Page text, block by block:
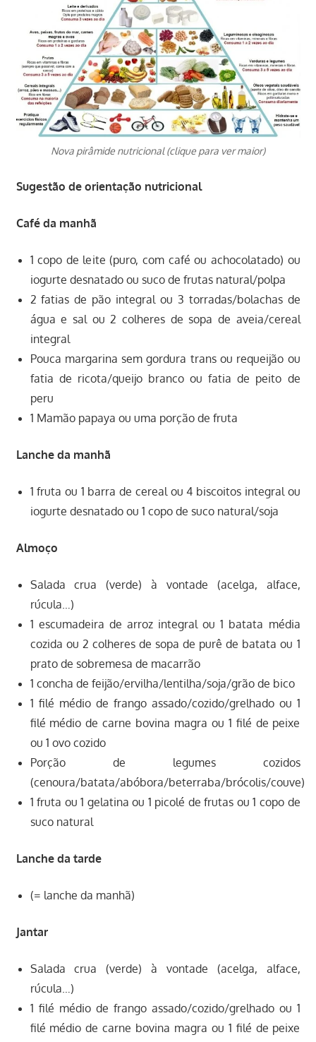
Nova pirâmide nutricional (clique para ver maior)
Sugestão de orientação nutricional
Café da manhã
1 copo de leite (puro, com café ou achocolatado) ou
iogurte desnatado ou suco de frutas natural/polpa
2 fatias de pão integral ou 3 torradas/bolachas de
água e sal ou 2 colheres de sopa de aveia/cereal
integral
Pouca margarina sem gordura trans ou requeijão ou
fatia de ricota/queijo branco ou fatia de peito de
peru
1 Mamão papaya ou uma porção de fruta
Lanche da manhã
1 fruta ou 1 barra de cereal ou 4 biscoitos integral ou
iogurte desnatado ou 1 copo de suco natural/soja
Almoço
Salada crua (verde) à vontade (acelga, alface,
rúcula…)
1 escumadeira de arroz integral ou 1 batata média
cozida ou 2 colheres de sopa de purê de batata ou 1
prato de sobremesa de macarrão
1 concha de feijão/ervilha/lentilha/soja/grão de bico
1 filé médio de frango assado/cozido/grelhado ou 1
filé médio de carne bovina magra ou 1 filé de peixe
ou 1 ovo cozido
Porção de legumes cozidos
(cenoura/batata/abóbora/beterraba/brócolis/couve)
1 fruta ou 1 gelatina ou 1 picolé de frutas ou 1 copo de
suco natural
Lanche da tarde
(= lanche da manhã)
Jantar
Salada crua (verde) à vontade (acelga, alface,
rúcula…)
1 filé médio de frango assado/cozido/grelhado ou 1
filé médio de carne bovina magra ou 1 filé de peixe